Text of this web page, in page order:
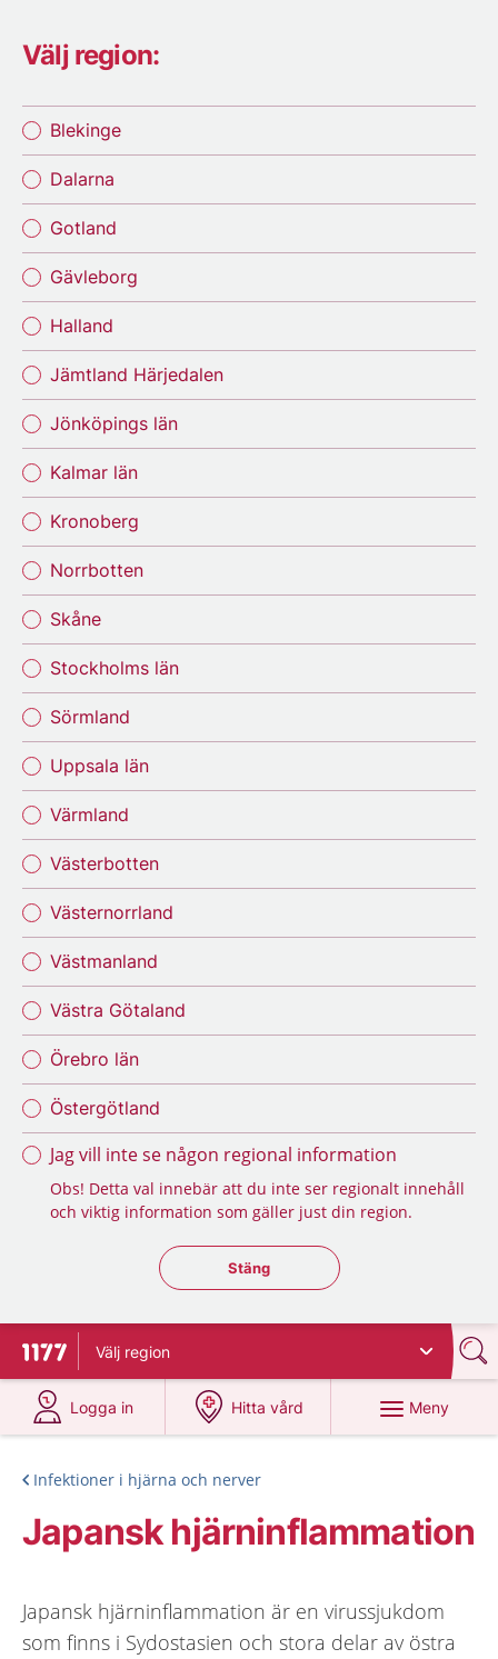
Välj region:
Blekinge
Dalarna
Gotland
Gävleborg
Halland
Jämtland Härjedalen
Jönköpings län
Kalmar län
Kronoberg
Norrbotten
Skåne
Stockholms län
Sörmland
Uppsala län
Värmland
Västerbotten
Västernorrland
Västmanland
Västra Götaland
Örebro län
Östergötland
Jag vill inte se någon regional information
Obs! Detta val innebär att du inte ser regionalt innehåll
och viktig information som gäller just din region.
Stäng regionsväljaren
Stäng
Till startsidan för 1177
Välj region
Logga in
på 1177.se
Hitta vård
på 1177.se
Meny
Infektioner i hjärna och nerver
Japansk hjärninflammation
Japansk hjärninflammation är en virussjukdom
som finns i Sydostasien och stora delar av östra